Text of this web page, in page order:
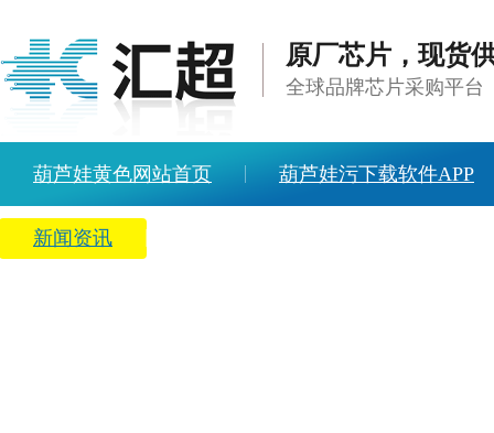
原厂芯片，现货
全球品牌芯片采购平台
葫芦娃黄色网站首页 葫芦娃污下载软件APP
新闻资讯